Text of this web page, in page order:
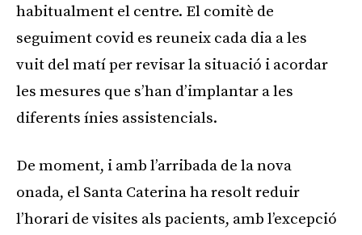
habitualment el centre. El comitè de
seguiment covid es reuneix cada dia a les
vuit del matí per revisar la situació i acordar
les mesures que s’han d’implantar a les
diferents ínies assistencials.
De moment, i amb l’arribada de la nova
onada, el Santa Caterina ha resolt reduir
l’horari de visites als pacients, amb l’excepció